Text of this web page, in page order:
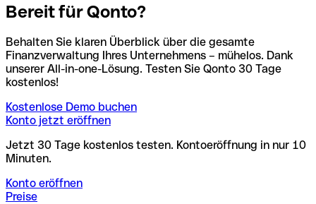
Bereit für Qonto?
Behalten Sie klaren Überblick über die gesamte
Finanzverwaltung Ihres Unternehmens – mühelos. Dank
unserer All-in-one-Lösung. Testen Sie Qonto 30 Tage
kostenlos!
Kostenlose Demo buchen
Konto jetzt eröffnen
Jetzt 30 Tage kostenlos testen. Kontoeröffnung in nur 10
Minuten.
Konto eröffnen
Preise